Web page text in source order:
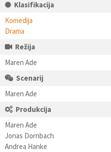
Klasifikacija
Komedija
Drama
Režija
Maren Ade
Scenarij
Maren Ade
Produkcija
Maren Ade
Jonas Dornbach
Andrea Hanke